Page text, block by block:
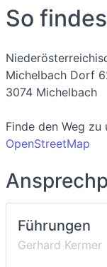
So
Michelbach Dorf
3074 Michelbach
Finde den Weg zu
OpenStreetMap
Führungen
Gerhard Kermer